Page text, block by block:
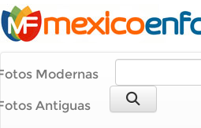
Modernas
Antiguas